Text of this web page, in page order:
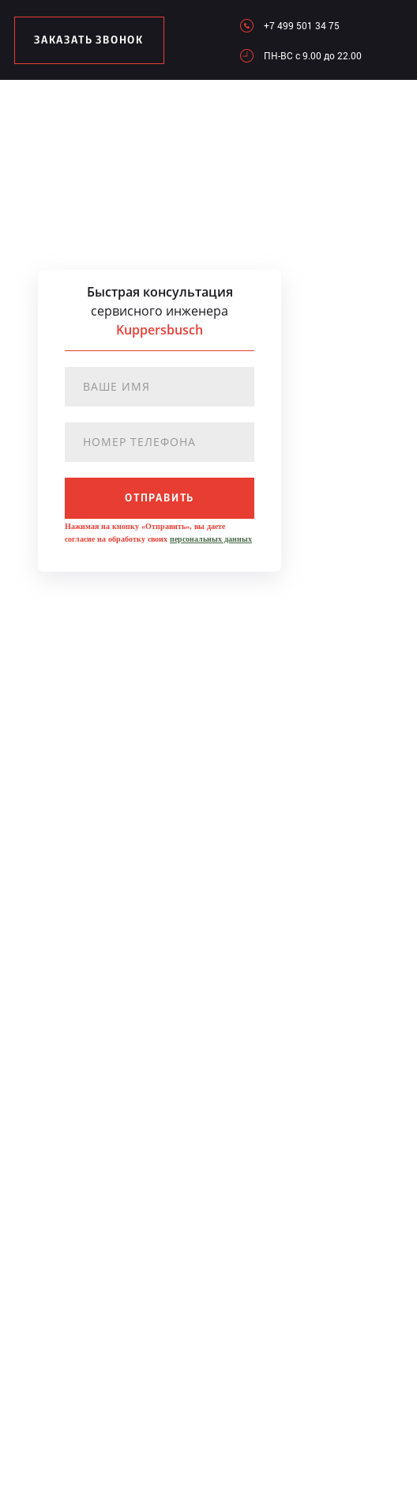
ЗАКАЗАТЬ ЗВОНОК
+7 499 501 34 75
ПН-ВC c 9.00 до 22.00
Быстрая консультация
сервисного инженера
Kuppersbusch
ОТПРАВИТЬ
Нажимая на кнопку «Отправить», вы даете
согласие на обработку своих персональных данных